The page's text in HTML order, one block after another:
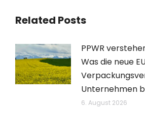
Related Posts
PPWR
Was die neue
Unternehmen
6. August 2026